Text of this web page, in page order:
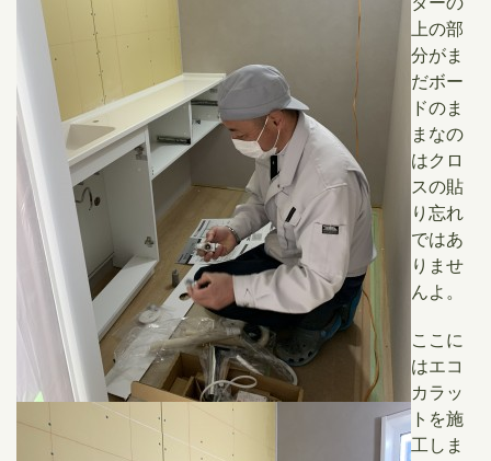
上の部
分がま
だボー
ドのま
まなの
はクロ
スの貼
り忘れ
ではあ
りませ
んよ。
ここに
はエコ
カラッ
トを施
工しま